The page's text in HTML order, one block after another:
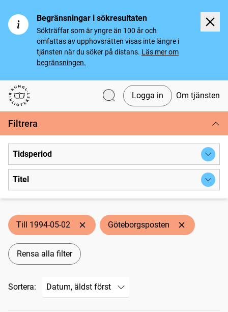
Begränsningar i sökresultaten
Sökträffar som är yngre än 100 år och
omfattas av upphovsrätten visas inte längre i
tjänsten när du söker på distans. Läs mer om
begränsningen.
Svenska tidningar
Logga in Om tjänsten
Filtrera
Tidsperiod
Titel
Till 1994-05-02 Göteborgsposten
Rensa alla filter
Sortera: